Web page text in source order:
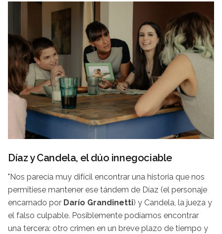
Díaz y Candela, el dúo innegociable
"Nos parecía muy difícil encontrar una historia que nos
permitiese mantener ese tándem de Díaz (el personaje
encarnado por Darío Grandinetti) y Candela, la jueza y
el falso culpable. Posiblemente podíamos encontrar
una tercera: otro crimen en un breve plazo de tiempo y